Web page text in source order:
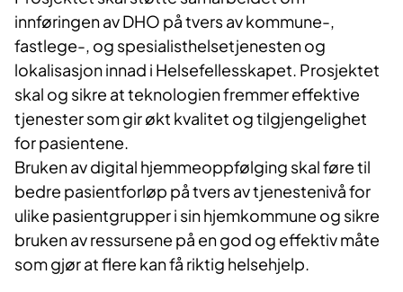
innføringen av DHO på tvers av kommune-,
fastlege-, og spesialisthelsetjenesten og
lokalisasjon innad i Helsefellesskapet. Prosjektet
skal og sikre at teknologien fremmer effektive
tjenester som gir økt kvalitet og tilgjengelighet
for pasientene.
Bruken av digital hjemmeoppfølging skal føre til
bedre pasientforløp på tvers av tjenestenivå for
ulike pasientgrupper i sin hjemkommune og sikre
bruken av ressursene på en god og effektiv måte
som gjør at flere kan få riktig helsehjelp.